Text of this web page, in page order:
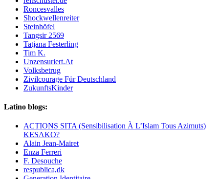
Roncesvalles
Shockwellenreiter
Steinhöfel
Tangsir 2569
Tatjana Festerling
Tim K.
Unzensuriert.At
Volksbetrug
Zivilcourage Für Deutschland
ZukunftsKinder
Latino blogs:
ACTIONS SITA (Sensibilisation À L’Islam Tous Azimuts)
KESAKO?
Alain Jean-Mairet
Enza Ferreri
F. Desouche
respublica,dk